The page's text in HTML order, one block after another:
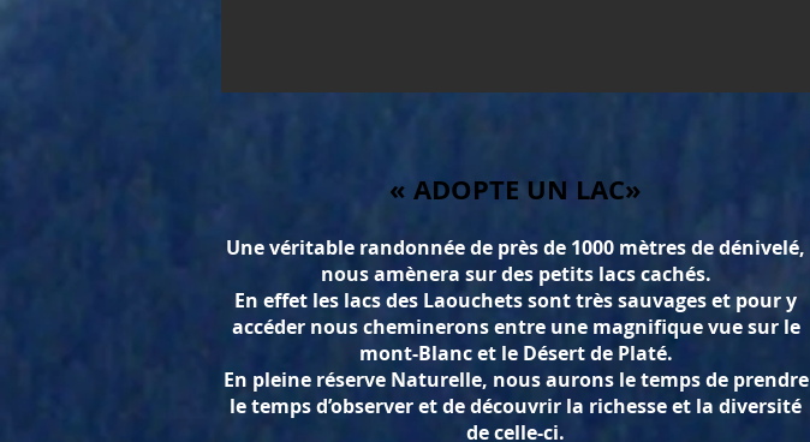
« ADOPTE UN LAC»
Une véritable randonnée de prèsde 1000 mètres de dénivelé,
nous amènera sur des petits lacs cachés.
En effet les lacs des Laouchets sont très sauvages et pour y
accéder nouschemineronsentre une magnifique vue sur le
mont-Blanc et le Désert de Platé.
En pleine réserve Naturelle, nousauronsle temps de prendre
le temps d’observer et de découvrir la richesse et la diversité
de celle-ci.